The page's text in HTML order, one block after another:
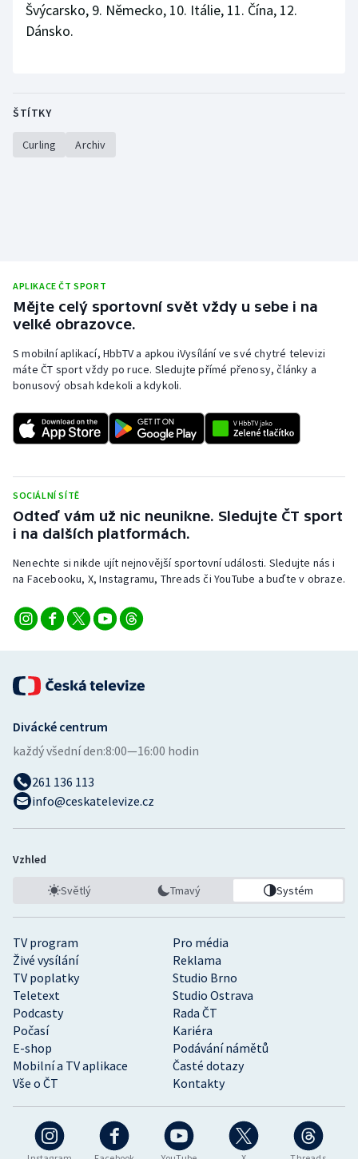
Short track
Ostatní
Švýcarsko, 9. Německo, 10. Itálie, 11. Čína, 12.
Dánsko.
ŠTÍTKY
Curling Archiv
APLIKACE ČT SPORT
Mějte celý sportovní svět vždy u sebe i na
velké obrazovce.
S mobilní aplikací, HbbTV a apkou iVysílání ve své chytré televizi
máte ČT sport vždy po ruce. Sledujte přímé přenosy, články a
bonusový obsah kdekoli a kdykoli.
SOCIÁLNÍ SÍTĚ
Odteď vám už nic neunikne. Sledujte ČT sport
i na dalších platformách.
Nenechte si nikde ujít nejnovější sportovní události. Sledujte nás i
na Facebooku, X, Instagramu, Threads či YouTube a buďte v obraze.
TV program
Pro média
Živé vysílání
Reklama
TV poplatky
Studio Brno
Teletext
Studio Ostrava
Podcasty
Rada ČT
Počasí
Kariéra
E-shop
Podávání námětů
Mobilní a TV aplikace
Časté dotazy
Vše o ČT
Kontakty
Divácké centrum
každý všední den:8:00—16:00 hodin
261 136 113
info@ceskatelevize.cz
Vzhled
Světlý Tmavý Systém